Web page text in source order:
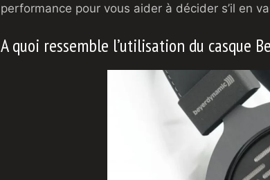
performance pour vous aider à décider s’il en
A quoi ressemble l’utilisation du casque